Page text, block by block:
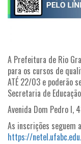
A Prefeitura de Rio
para os cursos de
ATÉ 22/03 e poderão
Secretaria de
Avenida Dom Pedro I,
As inscrições seguem
https://